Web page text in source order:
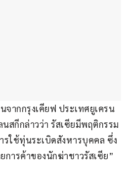
จากกรุงเคียฟ ประเทศยูเครน
นสกีกล่าวว่า รัสเซียมีพฤติกรรม
รใช้ทุ่นระเบิดสังหารบุคคล ซึ่ง
การค้าของนักฆ่าชาวรัสเซีย”